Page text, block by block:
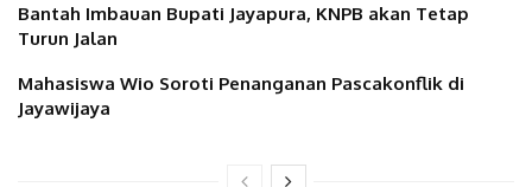
Bantah Imbauan Bupati Jayapura, KNPB akan Tetap
Turun Jalan
Mahasiswa Wio Soroti Penanganan Pascakonflik di
Jayawijaya